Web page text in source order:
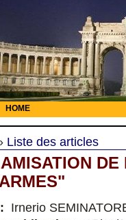
HOME
Liste des articles
Irnerio